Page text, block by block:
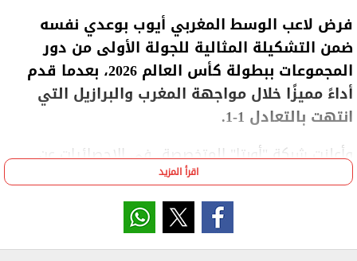
فرض لاعب الوسط المغربي أيوب بوعدي نفسه
ضمن التشكيلة المثالية للجولة الأولى من دور
المجموعات ببطولة كأس العالم 2026، بعدما قدم
أداءً مميزًا خلال مواجهة المغرب والبرازيل التي
انتهت بالتعادل 1-1.
وأعلنت شبكة "أوبتا" المتخصصة في الإحصائيات عن
التشكيلة الأفضل للجولة الافتتاحية، والتي شهدت تواجد
بوعدي بعد المستويات اللافتة التي قدمها في أول
اقرأ المزيد